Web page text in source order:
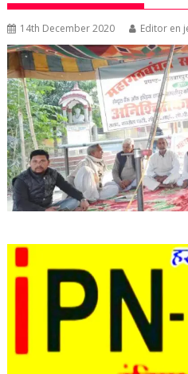
14th December 2020 Editor en